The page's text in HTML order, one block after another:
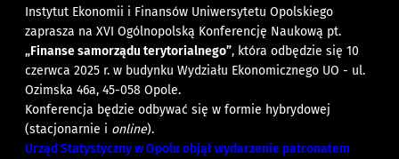
Instytut Ekonomii i Finansów Uniwersytetu Opolskiego
zaprasza na XVI Ogólnopolską Konferencję Naukową pt.
„Finanse samorządu terytorialnego”, która odbędzie się 10
czerwca 2025 r. w budynku Wydziału Ekonomicznego UO - ul.
Ozimska 46a, 45-058 Opole.
Konferencja będzie odbywać się w formie hybrydowej
(stacjonarnie i online).
Urząd Statystyczny w Opolu objął wydarzenie patronatem